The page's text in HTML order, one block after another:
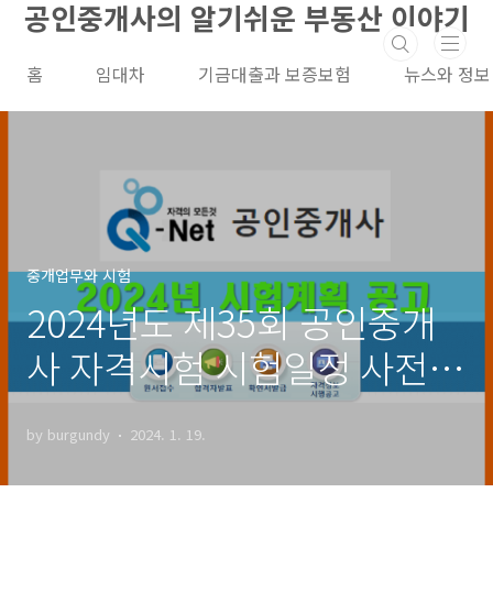
본문 바로가기
공인중개사의 알기쉬운 부동산 이야기
홈 임대차 기금대출과 보증보험 뉴스와 정보
중개업무와 시험
2024년도 제35회 공인중개
사 자격시험 시험일정 사전공
by burgundy 2024. 1. 19.